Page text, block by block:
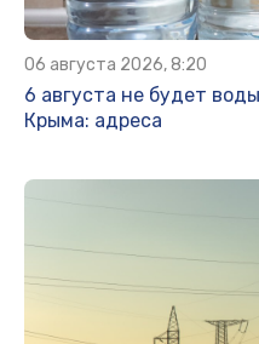
06 августа 2026, 8:20
6 августа не будет
Крыма: адреса